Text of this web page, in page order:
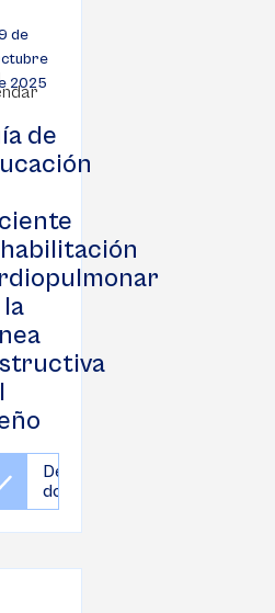
de
2025
de
Descargar
documento